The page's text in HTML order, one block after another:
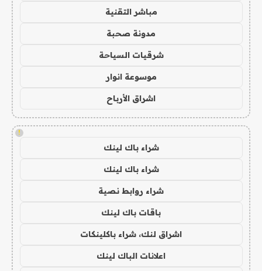
مباشر التقنية
مدونة صحبة
شرقيات السياحة
موسوعة انوار
اشراق الأرباح
!
شراء باك لينك
شراء باك لينك
شراء روابط نصية
باقات باك لينك
اشراق لنك، شراء باكلينكات
اعلانات الباك لينك